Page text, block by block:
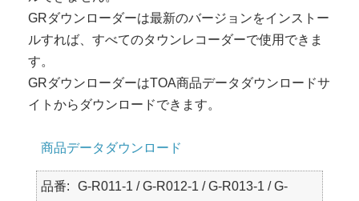
GRダウンローダーは最新のバージョンをインストー
ルすれば、すべてのタウンレコーダーで使用できま
す。
GRダウンローダーはTOA商品データダウンロードサ
イトからダウンロードできます。
商品データダウンロード
品番
G-R011-1 / G-R012-1 / G-R013-1 / G-